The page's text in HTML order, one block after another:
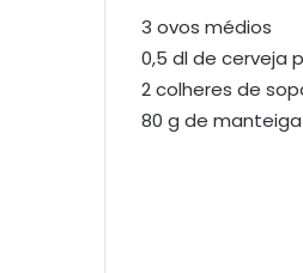
3 ovos médios
0,5 dl de cerveja
2 colheres de
80 g de